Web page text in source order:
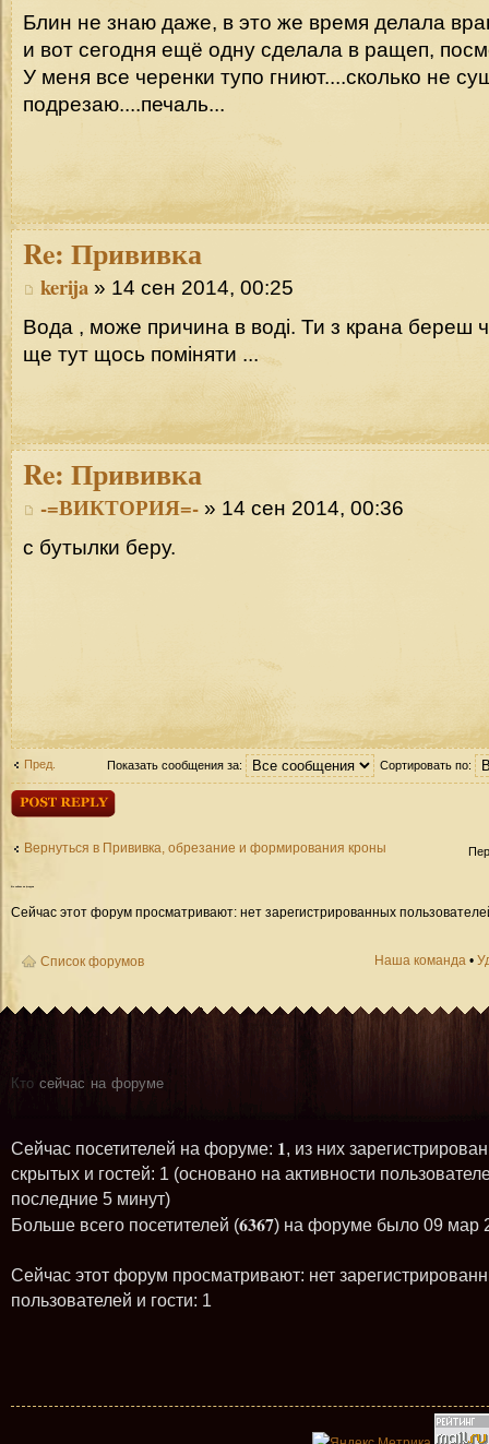
Блин не знаю даже, в это же время делала
и вот сегодня ещё одну сделала в ращеп,
У меня все черенки тупо гниют....сколько не
подрезаю....печаль...
Re: Прививка
kerija » 14 сен 2014, 00:25
Вода , може причина в воді. Ти з крана береш
ще тут щось поміняти ...
Re: Прививка
-=ВИКТОРИЯ=- » 14 сен 2014, 00:36
с бутылки беру.
Пред. Показать сообщения за: Сортировать по:
Ответить
Вернуться в Прививка, обрезание и формирования кроны
Кто сейчас на форуме
Сейчас этот форум просматривают: нет зарегистрированных
Список форумов Наша команда •
Кто сейчас на форуме
Сейчас посетителей на форуме: 1, из них
скрытых и гостей: 1 (основано на активности
последние 5 минут)
Больше всего посетителей (6367) на форуме было 09 мар
Сейчас этот форум просматривают: нет
пользователей и гости: 1